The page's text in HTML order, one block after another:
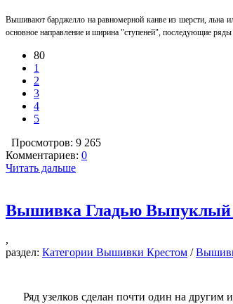
Вышивают барджелло на равномерной канве из шерсти, льна
основное направление и ширина "ступеней", последующие
80
1
2
3
4
5
Просмотров: 9 265
Комментариев: 0
Читать дальше
Вышивка Гладью Выпуклый
,
раздел: Категории Вышивки Крестом /
Ряд узелков сделан почти один на другим